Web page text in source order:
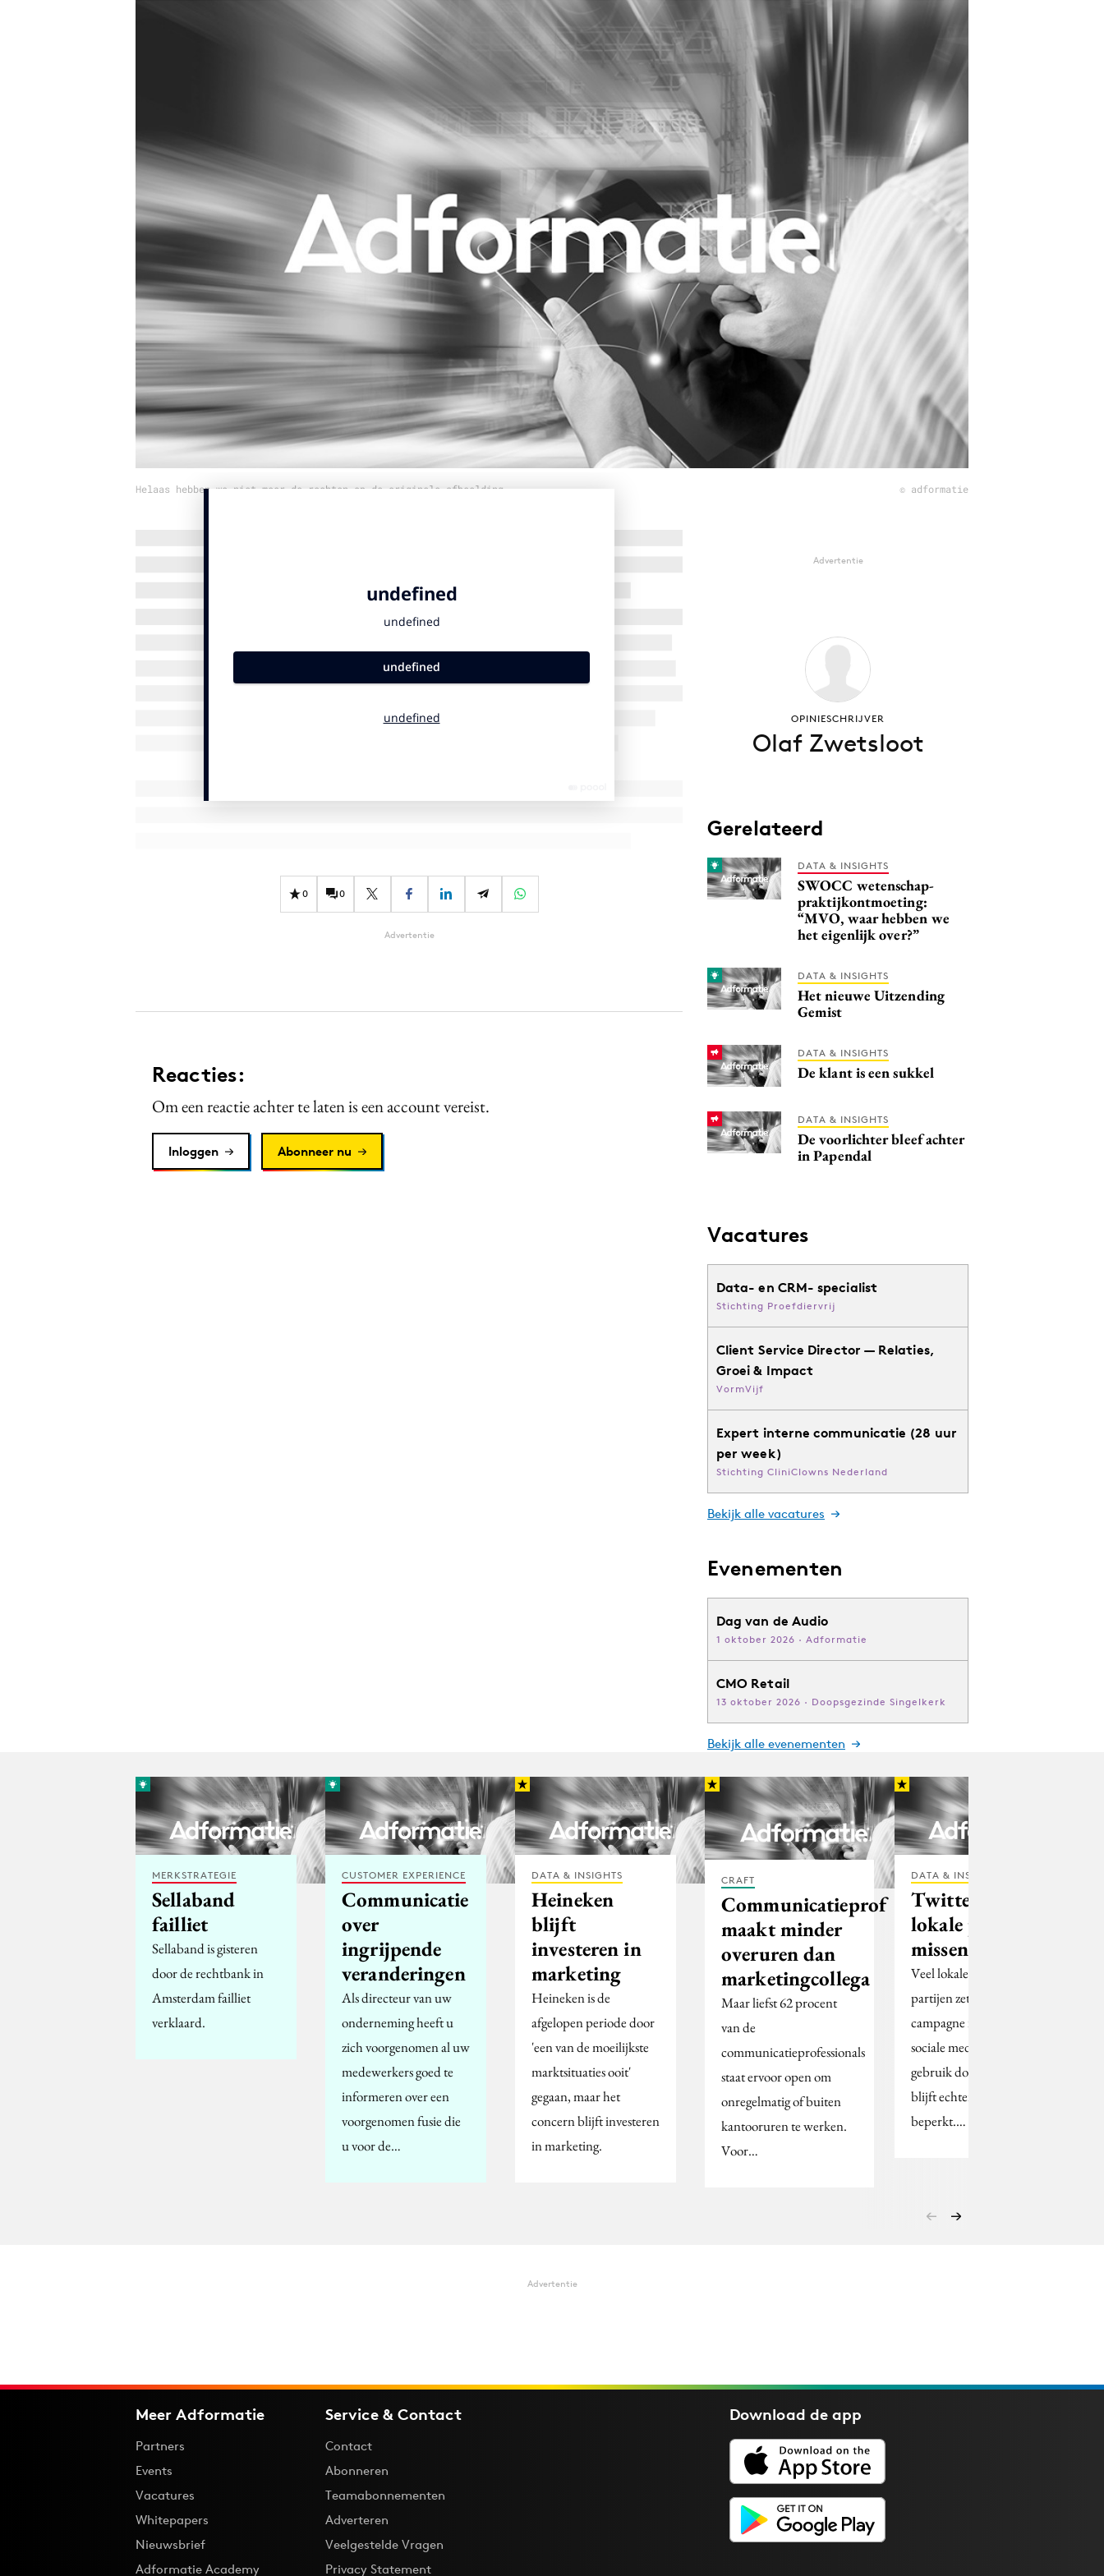
Influencer marketing
Interne communicatie
Purpose Marketing
Reputatie & crisis
Helaas hebben we niet meer de rechten op de originele afbeelding © adformatie
0 0
Advertentie
Reacties:
Om een reactie achter te laten is een account vereist.
Inloggen Abonneer nu
Advertentie
OPINIESCHRIJVER
Olaf Zwetsloot
Gerelateerd
DATA & INSIGHTS
SWOCC wetenschap-
praktijkontmoeting:
“MVO, waar hebben we
het eigenlijk over?”
DATA & INSIGHTS
Het nieuwe Uitzending
Gemist
DATA & INSIGHTS
De klant is een sukkel
DATA & INSIGHTS
De voorlichter bleef achter
in Papendal
Vacatures
Data- en CRM- specialist
Stichting Proefdiervrij
Client Service Director — Relaties,
Groei & Impact
VormVijf
Expert interne communicatie (28 uur
per week)
Stichting CliniClowns Nederland
Bekijk alle vacatures
Evenementen
Dag van de Audio
1 oktober 2026 · Adformatie
CMO Retail
13 oktober 2026 · Doopsgezinde Singelkerk
Bekijk alle evenementen
MERKSTRATEGIE
Sellaband
failliet
Sellaband is gisteren
door de rechtbank in
Amsterdam failliet
verklaard.
CUSTOMER EXPERIENCE
Communicatie
over
ingrijpende
veranderingen
Als directeur van uw
onderneming heeft u
zich voorgenomen al uw
medewerkers goed te
informeren over een
voorgenomen fusie die
u voor de…
DATA & INSIGHTS
Heineken
blijft
investeren in
marketing
Heineken is de
afgelopen periode door
'een van de moeilijkste
marktsituaties ooit'
gegaan, maar het
concern blijft investeren
in marketing.
CRAFT
Communicatieprof
maakt minder
overuren dan
marketingcollega
Maar liefst 62 procent
van de
communicatieprofessionals
staat ervoor open om
onregelmatig of buiten
kantooruren te werken.
Voor…
DATA & INSIGHTS
Twitterende
lokale politici
missen volgers
Veel lokale politieke
partijen zetten in hun
campagne in op online
sociale media. Het
gebruik door kiezers
blijft echter zeer
beperkt.…
Advertentie
Meer Adformatie
Partners
Events
Vacatures
Whitepapers
Nieuwsbrief
Adformatie Academy
Service & Contact
Contact
Abonneren
Teamabonnementen
Adverteren
Veelgestelde Vragen
Privacy Statement
Download deapp